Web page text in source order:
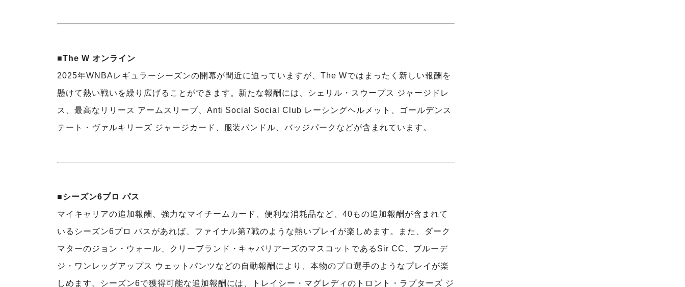
■The W オンライン
2025年WNBAレギュラーシーズンの開幕が間近に迫っていますが、The Wではまったく新しい報酬を
懸けて熱い戦いを繰り広げることができます。新たな報酬には、シェリル・スウープス ジャージドレ
ス、最高なリリース アームスリーブ、Anti Social Social Club レーシングヘルメット、ゴールデンス
テート・ヴァルキリーズ ジャージカード、服装バンドル、バッジパークなどが含まれています。
■シーズン6プロ パス
マイキャリアの追加報酬、強力なマイチームカード、便利な消耗品など、40もの追加報酬が含まれて
いるシーズン6プロ パスがあれば、ファイナル第7戦のような熱いプレイが楽しめます。また、ダーク
マターのジョン・ウォール、クリーブランド・キャバリアーズのマスコットであるSir CC、ブルーデ
ジ・ワンレッグアップス ウェットパンツなどの自動報酬により、本物のプロ選手のようなプレイが楽
しめます。シーズン6で獲得可能な追加報酬には、トレイシー・マグレディのトロント・ラプターズ ジ